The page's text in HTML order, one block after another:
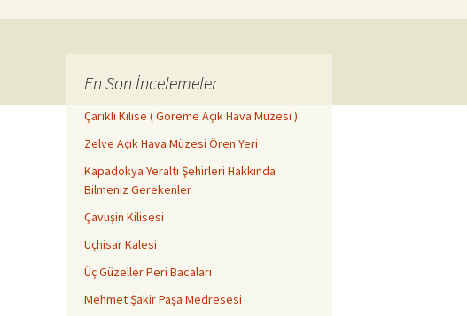
En Son İncelemeler
Çarıklı Kilise ( Göreme Açık Hava Müzesi )
Zelve Açık Hava Müzesi Ören Yeri
Kapadokya Yeraltı Şehirleri Hakkında
Bilmeniz Gerekenler
Çavuşin Kilisesi
Uçhisar Kalesi
Üç Güzeller Peri Bacaları
Mehmet Şakir Paşa Medresesi